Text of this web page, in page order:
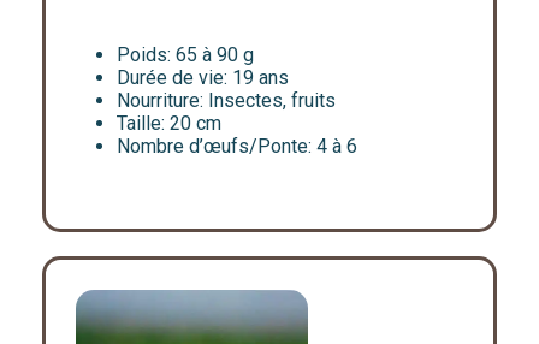
Poids: 65 à 90 g
Durée de vie: 19 ans
Nourriture: Insectes, fruits
Taille: 20 cm
Nombre d’œufs/Ponte: 4 à 6